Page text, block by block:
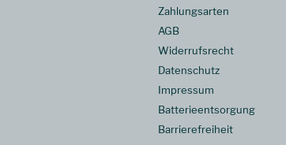
Zahlungsarten
AGB
Widerrufsrecht
Datenschutz
Impressum
Batterieentsorgung
Barrierefreiheit